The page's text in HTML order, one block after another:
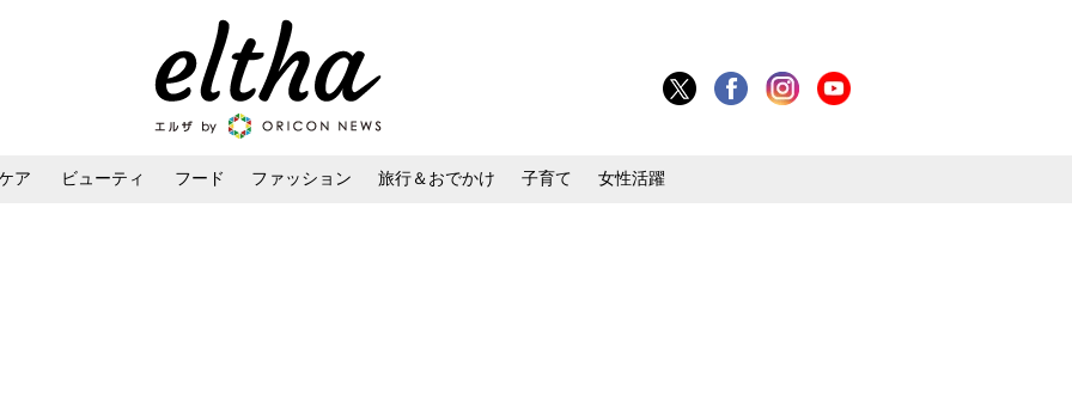
ア ビューティ フード ファッション 旅行＆おでかけ 子育て 女性活躍